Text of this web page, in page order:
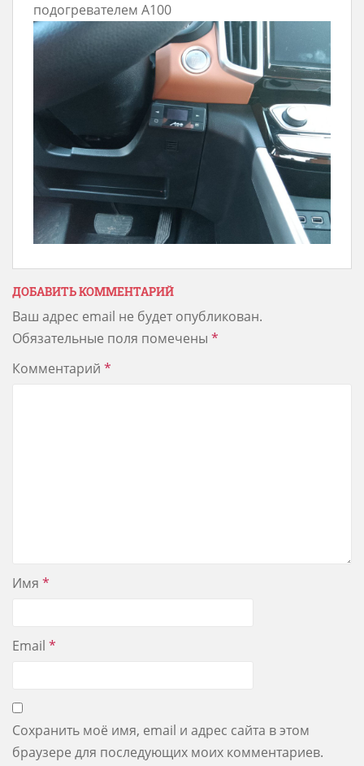
подогревателем A100
ДОБАВИТЬ КОММЕНТАРИЙ
Ваш адрес email не будет опубликован.
Обязательные поля помечены *
Комментарий *
Имя *
Email *
Сохранить моё имя, email и адрес сайта в этом
браузере для последующих моих комментариев.